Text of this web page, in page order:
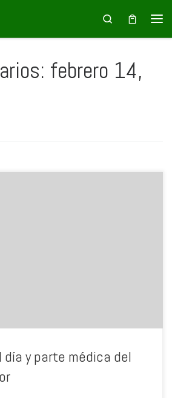
Search
febrero 14,
día y parte médica del